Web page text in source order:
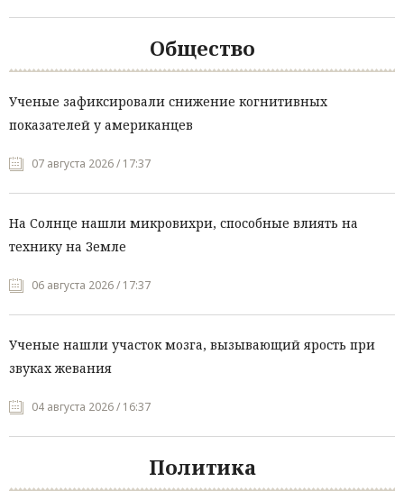
Общество
Ученые зафиксировали снижение когнитивных
показателей у американцев
07 августа 2026 / 17:37
На Солнце нашли микровихри, способные влиять на
технику на Земле
06 августа 2026 / 17:37
Ученые нашли участок мозга, вызывающий ярость при
звуках жевания
04 августа 2026 / 16:37
Политика